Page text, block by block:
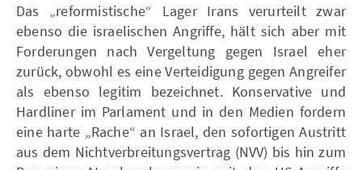
Das „reformistische“ Lager Irans verurteilt zwar
ebenso die israelischen Angriffe, hält sich aber mit
Forderungen nach Vergeltung gegen Israel eher
zurück, obwohl es eine Verteidigung gegen Angreifer
als ebenso legitim bezeichnet. Konservative und
Hardliner im Parlament und in den Medien fordern
eine harte „Rache“ an Israel, den sofortigen Austritt
aus dem Nichtverbreitungsvertrag (NVV) bis hin zum